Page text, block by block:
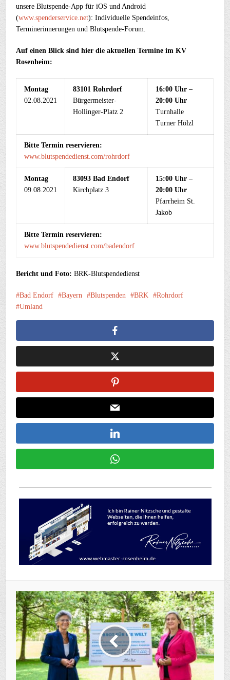
unsere Blutspende-App für iOS und Android
(www.spenderservice.net): Individuelle Spendeinfos,
Terminerinnerungen und Blutspende-Forum.
Auf einen Blick sind hier die aktuellen Termine im KV
Rosenheim:
Montag
02.08.2021
83101 Rohrdorf
Bürgermeister-
Hollinger-Platz 2
16:00 Uhr –
20:00 Uhr
Turnhalle
Turner Hölzl
Bitte Termin reservieren:
www.blutspendedienst.com/rohrdorf
Montag
09.08.2021
83093 Bad Endorf
Kirchplatz 3
15:00 Uhr –
20:00 Uhr
Pfarrheim St.
Jakob
Bitte Termin reservieren:
www.blutspendedienst.com/badendorf
Bericht und Foto: BRK-Blutspendedienst
Bad Endorf Bayern Blutspenden BRK
Rohrdorf
Umland